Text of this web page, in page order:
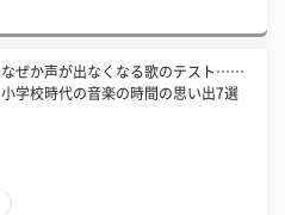
なぜか声が出なくなる歌のテスト……
小学校時代の音楽の時間の思い出7選